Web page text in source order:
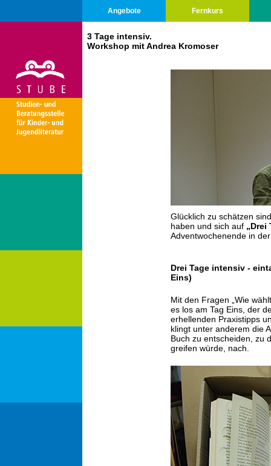
Angebote Fernkurs
3 Tage intensiv.
Workshop mit Andrea Kromoser
Glücklich zu schätzen
haben und sich auf „Drei
Adventwochenende in
Drei Tage intensiv -
Eins)
Mit den Fragen „Wie
es los am Tag Eins, der
erhellenden Praxistipps
klingt unter anderem die
Buch zu entscheiden, zu
greifen würde, nach.